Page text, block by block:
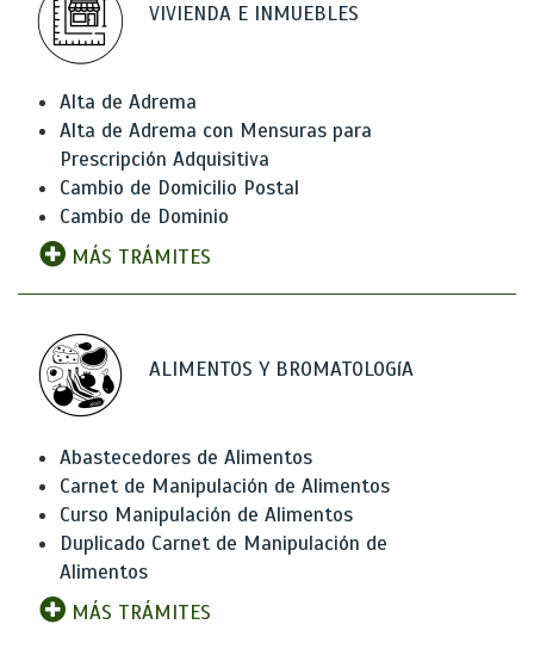
VIVIENDA E INMUEBLES
Alta de Adrema
Alta de Adrema con Mensuras para
Prescripción Adquisitiva
Cambio de Domicilio Postal
Cambio de Dominio
MÁS TRÁMITES
ALIMENTOS Y BROMATOLOGíA
Abastecedores de Alimentos
Carnet de Manipulación de Alimentos
Curso Manipulación de Alimentos
Duplicado Carnet de Manipulación de
Alimentos
MÁS TRÁMITES